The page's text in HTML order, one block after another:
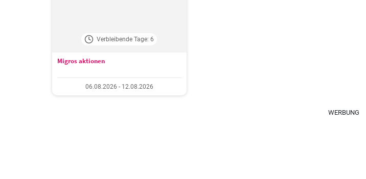
Verbleibende Tage: 6
Migros aktionen
06.08.2026 - 12.08.2026
WERBUNG